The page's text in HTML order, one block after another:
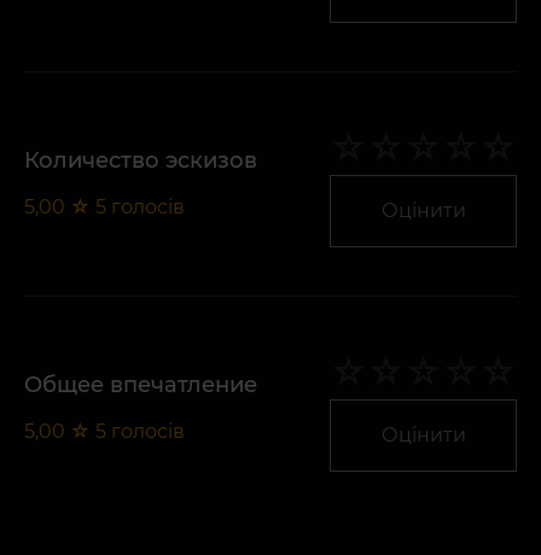
Количество эскизов
5,00 ☆ 5 голосів Оцінити
Общее впечатление
5,00 ☆ 5 голосів Оцінити